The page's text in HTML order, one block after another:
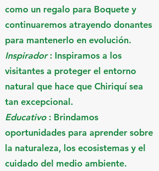
como un regalo para Boquete y
continuaremos atrayendo donantes
para mantenerlo en evolución.
Inspirador: Inspiramos a los
visitantes a proteger el entorno
natural que hace que Chiriquí sea
tan excepcional.
Educativo: Brindamos
oportunidades para aprender sobre
la naturaleza, los ecosistemas y el
cuidado del medio ambiente.